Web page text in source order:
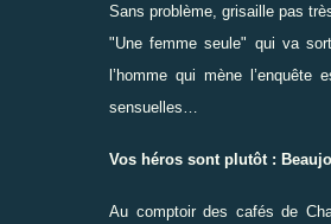
Sans problème, grisaille pas
"Une femme seule" qui va
l’homme qui mène
sensuelles…
Vos héros sont plutôt :
Au comptoir des cafés de